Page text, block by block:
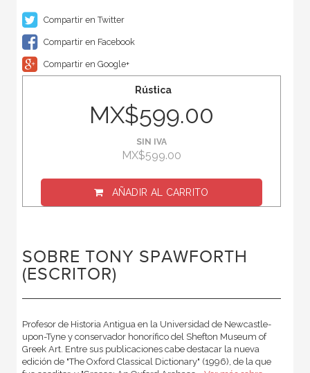
Compartir en Twitter
Compartir en Facebook
Compartir en Google+
Rústica
MX$599.00
SIN IVA
MX$599.00
AÑADIR AL CARRITO
SOBRE TONY SPAWFORTH
(ESCRITOR)
Profesor de Historia Antigua en la Universidad de Newcastle-
upon-Tyne y conservador honorífico del Shefton Museum of
Greek Art. Entre sus publicaciones cabe destacar la nueva
edición de "The Oxford Classical Dictionary" (1996), de la que